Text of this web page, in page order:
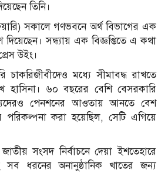
তিনি।
সকালে গণভবনে অর্থ বিভাগের এক
দিয়েছেন। সন্ধ্যায় এক বিজ্ঞপ্তিতে এ কথা
উইং।
মধ্যে সীমাবদ্ধ রাখতে
হাসিনা। ৬০ বছরের বেশি বেসরকারি
পেনশনের আওতায় আনতে বেশ
করা হয়েছিল, সেটি এগিয়ে
সংসদ নির্বাচনে দেয়া ইশতেহারে
সব ধরনের অনানুষ্ঠানিক খাতের জন্য